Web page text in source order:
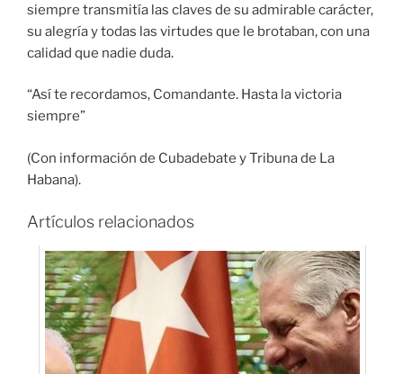
siempre transmitía las claves de su admirable carácter,
su alegría y todas las virtudes que le brotaban, con una
calidad que nadie duda.
“Así te recordamos, Comandante. Hasta la victoria
siempre”
(Con información de Cubadebate y Tribuna de La
Habana).
Artículos relacionados